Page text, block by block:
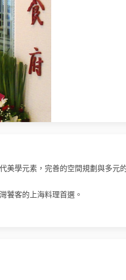
美學元素，完善的空間規劃與多元
饕客的上海料理首選。